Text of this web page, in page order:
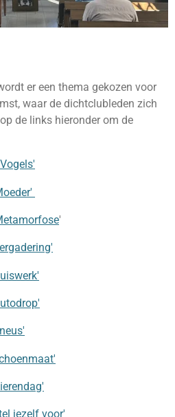
er een thema gekozen voor
waar de dichtclubleden zich
de links hieronder om de
Vogels'
'
'
jezelf voor'